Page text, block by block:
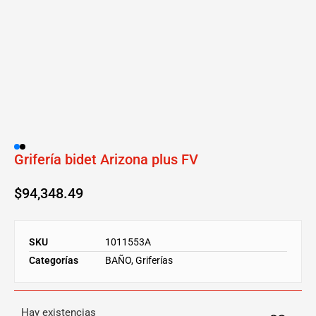
Grifería bidet Arizona plus FV
$94,348.49
SKU
1011553A
Categorías
BAÑO,Griferías
Hay existencias